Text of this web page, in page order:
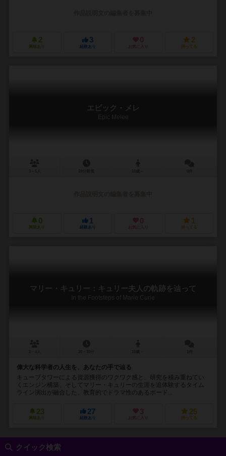
2
興味あり
3
経験あり
0
お気に入り
2
持ってる
エピック・メレ
Epic Melee
0
興味あり
1
経験あり
0
お気に入り
1
持ってる
マリー・キュリー：キュリー夫人の軌跡を辿って
In the Footsteps of Marie Curie
偉大な科学者の人生を、あなたの手で辿る
キューブタワーによる資源獲得のワクワク感と、研究を積み重ねてい
くエンジン構築、そしてマリー・キュリーの生涯を追体験するタイム
ライン演出が融合した、教育的でドラマ性のあるボード...
23
興味あり
27
経験あり
3
お気に入り
25
持ってる
クイック検索